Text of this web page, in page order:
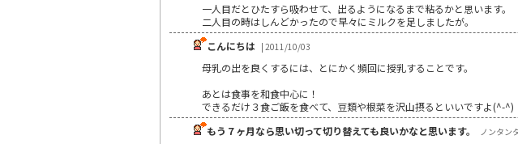
一人目だとひたすら吸わせて、出るようになるまで粘るかと思います。
二人目の時はしんどかったので早々にミルクを足しましたが。
こんにちは | 2011/10/03
母乳の出を良くするには、とにかく頻回に授乳することです。
あとは食事を和食中心に！
できるだけ３食ご飯を食べて、豆類や根菜を沢山摂るといいですよ(^-^)
もう７ヶ月なら思い切って切り替えても良いかなと思います。
ノンタン